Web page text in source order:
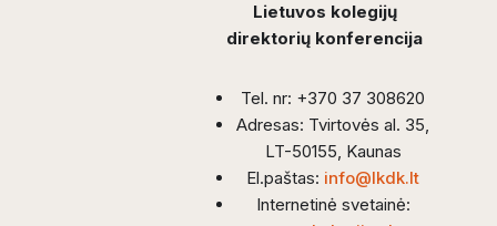
Lietuvos kolegijų
direktorių konferencija
Tel. nr: +370 37 308620
Adresas: Tvirtovės al. 35,
LT-50155, Kaunas
El.paštas: info@lkdk.lt
Internetinė svetainė: